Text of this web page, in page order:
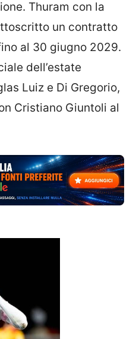
Thuram con la
un contratto
al 30 giugno 2029.
dell’estate
Luiz e Di Gregorio,
Cristiano Giuntoli al